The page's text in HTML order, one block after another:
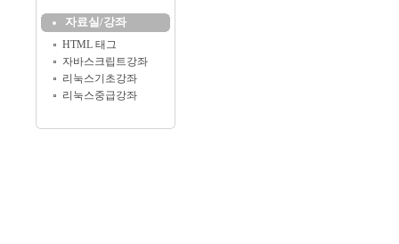
자료실/강좌
HTML 태그
자바스크립트강좌
리눅스기초강좌
리눅스중급강좌